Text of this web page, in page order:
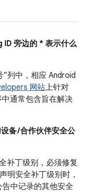
旁边的 * 表示什么
列中，相应 Android
网站上针对
通常包含旨在解决
备 /合作伙伴安全公
补丁级别，必须修复
明安全补丁级别时，
中记录的其他安全